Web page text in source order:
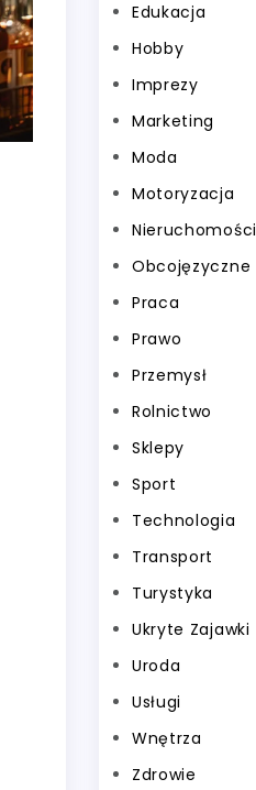
Edukacja
Hobby
Imprezy
Marketing
Moda
Motoryzacja
Nieruchomości
Obcojęzyczne
Praca
Prawo
Przemysł
Rolnictwo
Sklepy
Sport
Technologia
Transport
Turystyka
Ukryte Zajawki
Uroda
Usługi
Wnętrza
Zdrowie